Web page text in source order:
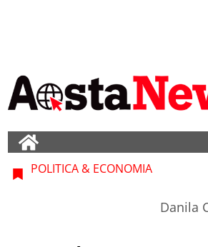
POLITICA & ECONOMIA
Danila